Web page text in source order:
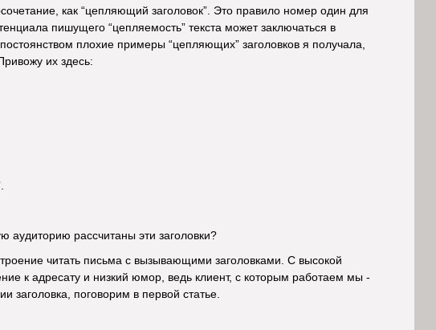
как “цепляющий заголовок”. Это правило номер один для
пишущего “цепляемость” текста может заключаться в
плохие примеры “цепляющих” заголовков я получала,
их здесь:
аудиторию рассчитаны эти заголовки?
читать письма с вызывающими заголовками. С высокой
к адресату и низкий юмор, ведь клиент, с которым работаем мы -
заголовка, поговорим в первой статье.